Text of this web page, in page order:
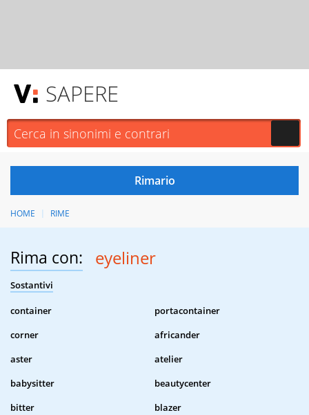
SAPERE
HOME RIME
Rima con: eyeliner
Sostantivi
container
portacontainer
corner
africander
aster
atelier
babysitter
beautycenter
bitter
blazer